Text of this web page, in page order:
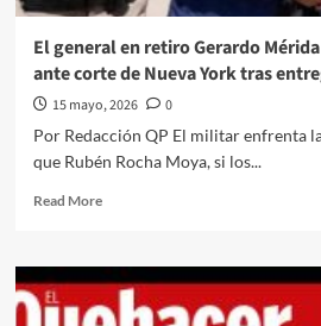
tras
de
nexos
con
Chapitos
El general en retiro Gerardo
ante corte de Nueva York tras
15 mayo, 2026
0
Por Redacción QP El militar enfrenta
que Rubén Rocha Moya, si los...
Read MoreRead
El
general
en